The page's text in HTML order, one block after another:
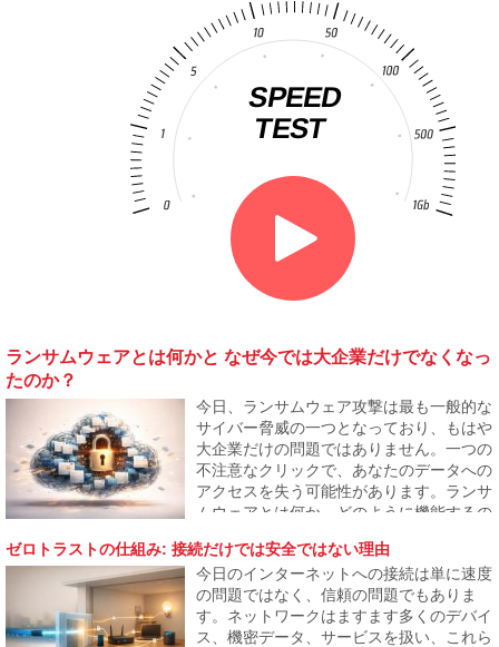
ランサムウェアとは何かと なぜ今では大企業だけでなくなっ
たのか？
今日、ランサムウェア攻撃は最も一般的な
サイバー脅威の一つとなっており、もはや
大企業だけの問題ではありません。一つの
不注意なクリックで、あなたのデータへの
アクセスを失う可能性があります。ランサ
ムウェアとは何か、どのように機能するの
小企業にもますます焦点を当てているのか
を説明します。
ゼロトラストの仕組み: 接続だけでは安全ではない理由
今日のインターネットへの接続は単に速度
の問題ではなく、信頼の問題でもありま
す。ネットワークはますます多くのデバイ
ス、機密データ、サービスを扱い、これら